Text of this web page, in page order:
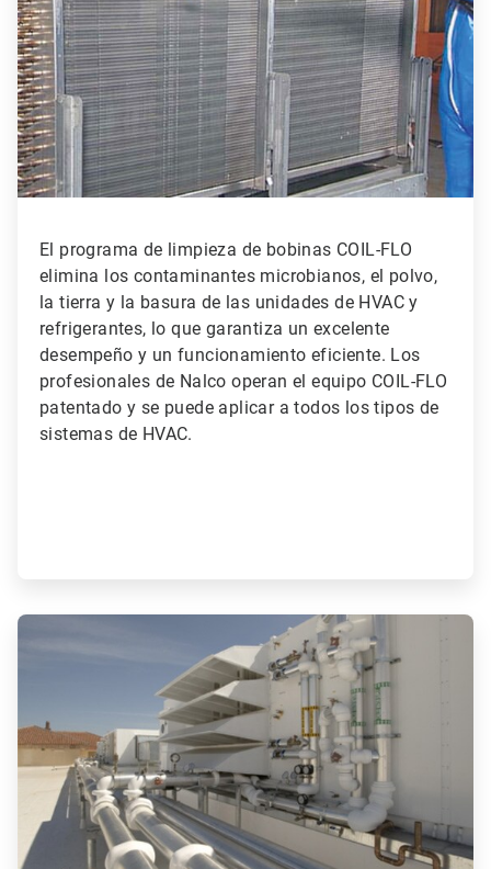
3
El programa de limpieza de bobinas COIL-FLO
elimina los contaminantes microbianos, el polvo,
la tierra y la basura de las unidades de HVAC y
refrigerantes, lo que garantiza un excelente
desempeño y un funcionamiento eficiente. Los
profesionales de Nalco operan el equipo COIL-FLO
patentado y se puede aplicar a todos los tipos de
sistemas de HVAC.
ArticleTile